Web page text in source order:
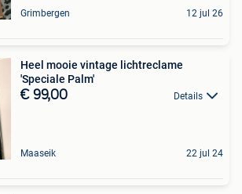
Grimbergen 12 jul 26
Heel mooie vintage lichtreclame
'Speciale Palm'
€ 99,00 Details
Maaseik 22 jul 24